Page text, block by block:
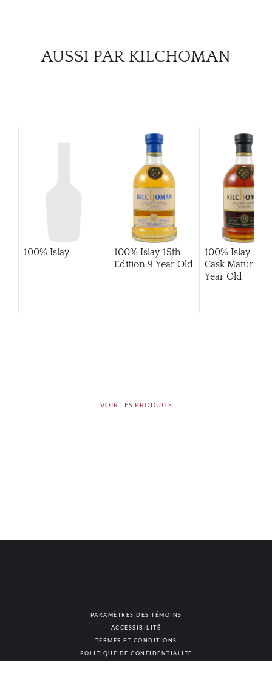
AUSSI PAR KILCHOMAN
100% Islay
100% Islay 15th
Edition 9 Year Old
100% Islay
Cask Matured
Year Old
VOIR LES PRODUITS
PARAMÈTRES DES TÉMOINS
ACCESSIBILITÉ
TERMES ET CONDITIONS
POLITIQUE DE CONFIDENTIALITÉ